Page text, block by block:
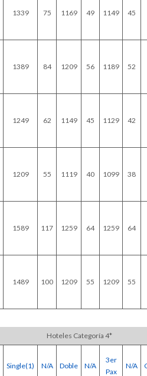
1339 75 1169 49 1149 45
1389 84 1209 56 1189 52
1249 62 1149 45 1129 42
1209 55 1119 40 1099 38
1589 117 1259 64 1259 64
1489 100 1209 55 1209 55
Hoteles Categoría 4*
Single(1) N/A Doble N/A
3er
Pax
N/A